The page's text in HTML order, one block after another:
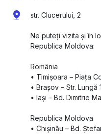
str. Clucerului, 2
Ne puteți vizita și în
Republica Moldova:
România
•⁠ ⁠Timișoara – Piața
•⁠ ⁠Brașov – Str. Lungă
•⁠ ⁠Iași – Bd. Dimitrie
Republica Moldova
•⁠ ⁠Chișinău – Bd.